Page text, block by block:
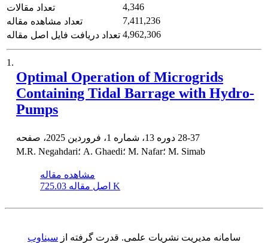
تعداد مقالات
4,346
تعداد مشاهده مقاله
7,411,236
تعداد دریافت فایل اصل مقاله 4,962,306
1.
Optimal Operation of Microgrids
Containing Tidal Barrage with Hydro-
Pumps
28-37
M.R. Negahdari؛ A. Ghaedi؛ M. Nafar؛ M. Simab
مشاهده مقاله
اصل مقاله 725.03 K
سامانه مدیریت نشریات علمی. قدرت گرفته از سیناوب